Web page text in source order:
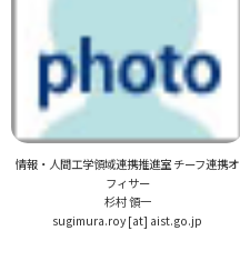
情報・人間工学領域連携推進室 チーフ連携オ
フィサー
杉村 領一
sugimura.roy [at] aist.go.jp